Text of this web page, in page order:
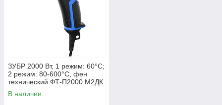
ЗУБР 2000 Вт, 1 режим: 60°С;
2 режим: 80-600°С, фен
технический ФТ-П2000 М2ДК
Профессионал
В наличии